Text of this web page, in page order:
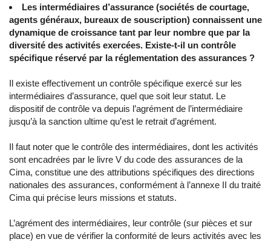
Les intermédiaires d’assurance (sociétés de courtage,
agents généraux, bureaux de souscription) connaissent une
dynamique de croissance tant par leur nombre que par la
diversité des activités exercées. Existe-t-il un contrôle
spécifique réservé par la réglementation des assurances ?
Il existe effectivement un contrôle spécifique exercé sur les
intermédiaires d’assurance, quel que soit leur statut. Le
dispositif de contrôle va depuis l’agrément de l’intermédiaire
jusqu’à la sanction ultime qu’est le retrait d’agrément.
Il faut noter que le contrôle des intermédiaires, dont les activités
sont encadrées par le livre V du code des assurances de la
Cima, constitue une des attributions spécifiques des directions
nationales des assurances, conformément à l’annexe II du traité
Cima qui précise leurs missions et statuts.
L’agrément des intermédiaires, leur contrôle (sur pièces et sur
place) en vue de vérifier la conformité de leurs activités avec les